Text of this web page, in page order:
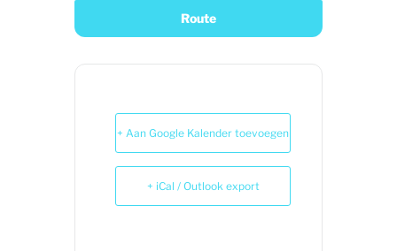
+ Aan Google Kalender toevoegen
+ iCal / Outlook export